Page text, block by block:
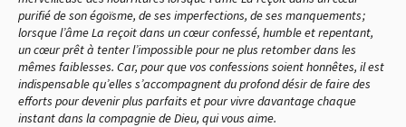
purifié de son égoïsme, de ses imperfections, de ses manquements ;
lorsque l’âme La reçoit dans un cœur confessé, humble et repentant,
un cœur prêt à tenter l’impossible pour ne plus retomber dans les
mêmes faiblesses. Car, pour que vos confessions soient honnêtes, il est
indispensable qu’elles s’accompagnent du profond désir de faire des
efforts pour devenir plus parfaits et pour vivre davantage chaque
instant dans la compagnie de Dieu, qui vous aime.